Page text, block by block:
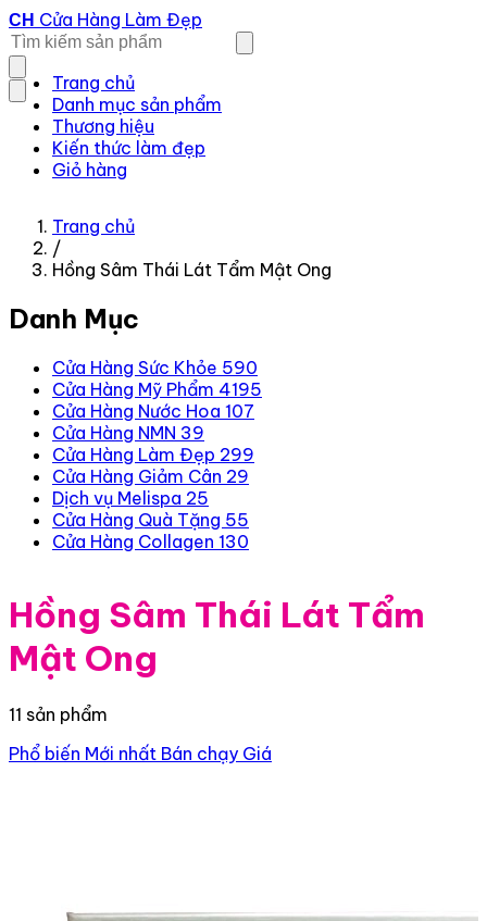
CH Cửa Hàng Làm Đẹp
Trang chủ
Danh mục sản phẩm
Thương hiệu
Kiến thức làm đẹp
Giỏ hàng
Trang chủ
/
Hồng Sâm Thái Lát Tẩm Mật Ong
Danh Mục
Cửa Hàng Sức Khỏe 590
Cửa Hàng Mỹ Phẩm 4195
Cửa Hàng Nước Hoa 107
Cửa Hàng NMN 39
Cửa Hàng Làm Đẹp 299
Cửa Hàng Giảm Cân 29
Dịch vụ Melispa 25
Cửa Hàng Quà Tặng 55
Cửa Hàng Collagen 130
Hồng Sâm Thái Lát Tẩm
Mật Ong
11 sản phẩm
Phổ biến Mới nhất Bán chạy Giá